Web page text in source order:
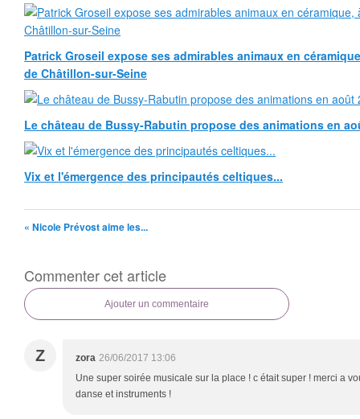
Patrick Groseil expose ses admirables animaux en
de Châtillon-sur-Seine
Le château de Bussy-Rabutin propose des animations en
Vix et l'émergence des principautés celtiques...
« Nicole Prévost aime les...
Commenter cet article
Ajouter un commentaire
Z zora 26/06/2017 13:06
Une super soirée musicale sur la place ! c était super ! merci a
danse et instruments !